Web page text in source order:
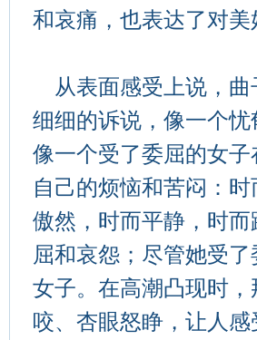
和哀痛，也表达了对
从表面感受上说，
细细的诉说，像一个
像一个受了委屈的女
自己的烦恼和苦闷：
傲然，时而平静，时
屈和哀怨；尽管她受
女子。在高潮凸现时
咬、杏眼怒睁，让人